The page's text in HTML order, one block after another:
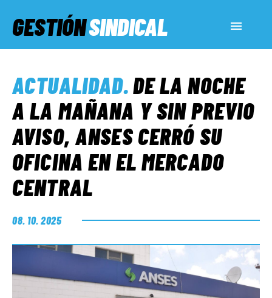
GESTIÓNSINDICAL
SERVICIOS SOCIALES
INFORMES ESPECIALES
FUERA DE MEGÁFONO
EL LADO «G»
ACTUALIDAD.DE LA NOCHE
A LA MAÑANA Y SIN PREVIO
AVISO, ANSES CERRÓ SU
OFICINA EN EL MERCADO
CENTRAL
08. 10. 2025